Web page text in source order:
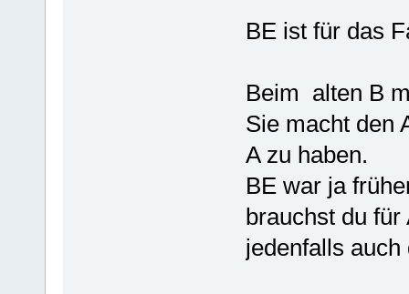
BE ist für das
Beim alten B
Sie macht den
A zu haben.
BE war ja
brauchst du
jedenfalls auch